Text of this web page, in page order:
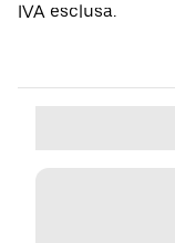
IVA esclusa.